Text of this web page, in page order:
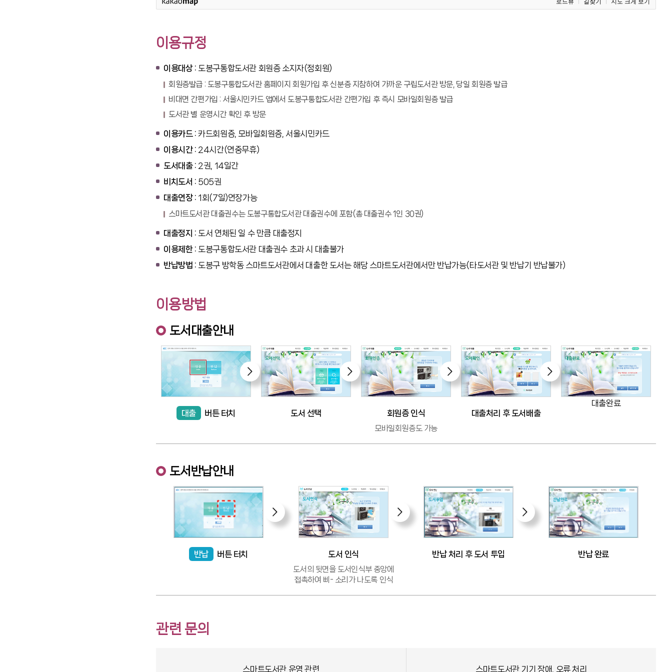
로드뷰 길찾기 지도 크게 보기
이용규정
이용대상 : 도봉구통합도서관 회원증 소지자(정회원)
회원증발급 : 도봉구통합도서관 홈페이지 회원가입 후 신분증 지참하여 가까운 구립도서관 방문, 당일 회원증 발급
비대면 간편가입 : 서울시민카드 앱에서 도봉구통합도서관 간편가입 후 즉시 모바일회원증 발급
도서관 별 운영시간 확인 후 방문
이용카드 : 카드회원증, 모바일회원증, 서울시민카드
이용시간 : 24시간(연중무휴)
도서대출 : 2권, 14일간
비치도서 : 505권
대출연장 : 1회(7일)연장가능
스마트도서관 대출권수는 도봉구통합도서관 대출권수에 포함(총 대출권수 1인 30권)
대출정지 : 도서 연체된 일 수 만큼 대출정지
이용제한 : 도봉구통합도서관 대출권수 초과 시 대출불가
반납방법 : 도봉구 방학동 스마트도서관에서 대출한 도서는 해당 스마트도서관에서만 반납가능(타도서관 및 반납기 반납불가)
이용방법
도서대출안내
대출 버튼 터치 도서 선택 회원증 인식
모바일회원증도 가능
대출처리 후 도서배출
대출완료
도서반납안내
반납 버튼 터치 도서 인식
도서의 뒷면을 도서인식부 중앙에
접촉하여 삐- 소리가 나도록 인식
반납 처리 후 도서 투입 반납 완료
관련 문의
스마트도서관 운영 관련 스마트도서관 기기 장애, 오류 처리